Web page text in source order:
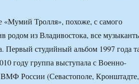
«Мумий Тролля», похоже, с самого
родом из Владивостока, все
Первый студийный альбом 1997 года
году группа выступала с Военно-
России (Севастополе, Кронштадте,